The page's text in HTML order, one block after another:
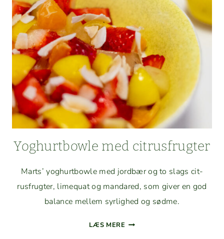
(GLUTEN­
FRI)
Yoghurt­bowle med citrusfrugter
Marts’ yoghurt­bowle med jord­bær og to slags cit­
rusfrugter, lime­quat og man­dared, som giv­er en god
bal­ance mellem syrlighed og sødme.
LÆS MERE YOGHURT­